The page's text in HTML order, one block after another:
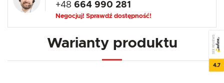
+48 664 990 281
Negocjuj! Sprawdź dostępność!
Warianty produktu SEE REVIEWS
4.7